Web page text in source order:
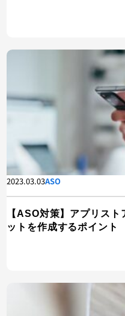
2023.03.03ASO
【ASO対策】アプリス
ットを作成するポイント